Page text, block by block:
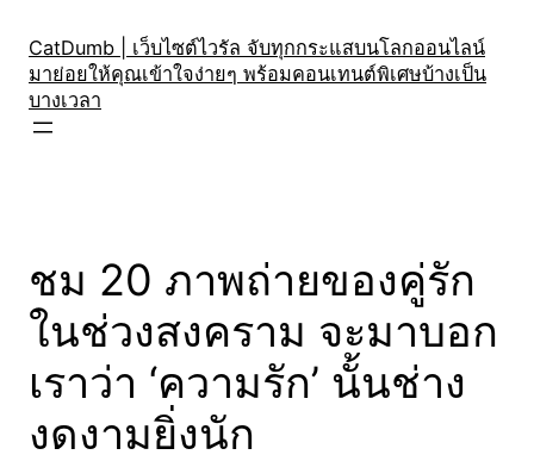
content
CatDumb | เว็บไซต์ไวรัล จับทุกกระแสบนโลกออนไลน์
มาย่อยให้คุณเข้าใจง่ายๆ พร้อมคอนเทนต์พิเศษบ้างเป็น
บางเวลา
ชม 20 ภาพถ่ายของคู่รัก
ในช่วงสงคราม จะมาบอก
เราว่า ‘ความรัก’ นั้นช่าง
งดงามยิ่งนัก